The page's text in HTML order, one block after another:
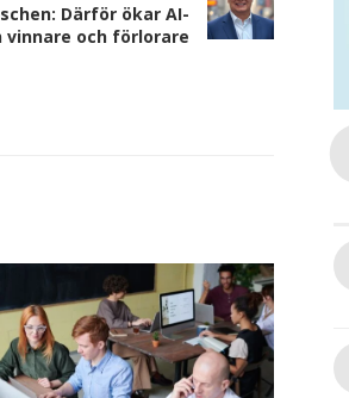
Därför ökar AI-
och förlorare